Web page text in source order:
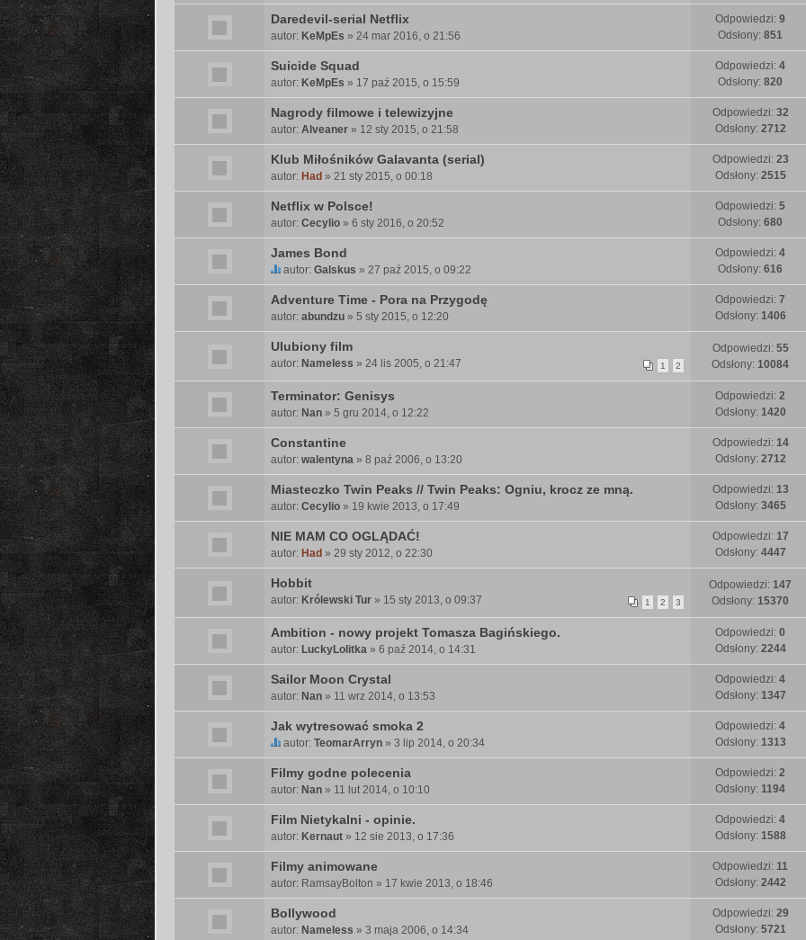
Daredevil-serial Netflix
autor: KeMpEs » 24 mar 2016, o 21:56
Odpowiedzi: 9
Odsłony: 851
Suicide Squad
autor: KeMpEs » 17 paź 2015, o 15:59
Odpowiedzi: 4
Odsłony: 820
Nagrody filmowe i telewizyjne
autor: Alveaner » 12 sty 2015, o 21:58
Odpowiedzi: 32
Odsłony: 2712
Klub Miłośników Galavanta (serial)
autor: Had » 21 sty 2015, o 00:18
Odpowiedzi: 23
Odsłony: 2515
Netflix w Polsce!
autor: Cecylio » 6 sty 2016, o 20:52
Odpowiedzi: 5
Odsłony: 680
James Bond
T
e
n
t
e
m
a
t
z
a
w
i
e
r
a
a
n
k
e
t
ę
.
autor: Galskus » 27 paź 2015, o 09:22
Odpowiedzi: 4
Odsłony: 616
Adventure Time - Pora na Przygodę
autor: abundzu » 5 sty 2015, o 12:20
Odpowiedzi: 7
Odsłony: 1406
Ulubiony film
1 2
autor: Nameless » 24 lis 2005, o 21:47
Odpowiedzi: 55
Odsłony: 10084
Terminator: Genisys
autor: Nan » 5 gru 2014, o 12:22
Odpowiedzi: 2
Odsłony: 1420
Constantine
autor: walentyna » 8 paź 2006, o 13:20
Odpowiedzi: 14
Odsłony: 2712
Miasteczko Twin Peaks // Twin Peaks: Ogniu, krocz ze mną.
autor: Cecylio » 19 kwie 2013, o 17:49
Odpowiedzi: 13
Odsłony: 3465
NIE MAM CO OGLĄDAĆ!
autor: Had » 29 sty 2012, o 22:30
Odpowiedzi: 17
Odsłony: 4447
Hobbit
1 2 3
autor: Królewski Tur » 15 sty 2013, o 09:37
Odpowiedzi: 147
Odsłony: 15370
Ambition - nowy projekt Tomasza Bagińskiego.
autor: LuckyLolitka » 6 paź 2014, o 14:31
Odpowiedzi: 0
Odsłony: 2244
Sailor Moon Crystal
autor: Nan » 11 wrz 2014, o 13:53
Odpowiedzi: 4
Odsłony: 1347
Jak wytresować smoka 2
T
e
n
t
e
m
a
t
z
a
w
i
autor: TeomarArryn » 3 lip 2014, o 20:34
Odpowiedzi: 4
Odsłony: 1313
Filmy godne polecenia
autor: Nan » 11 lut 2014, o 10:10
Odpowiedzi: 2
Odsłony: 1194
Film Nietykalni - opinie.
autor: Kernaut » 12 sie 2013, o 17:36
Odpowiedzi: 4
Odsłony: 1588
Filmy animowane
autor: RamsayBolton » 17 kwie 2013, o 18:46
Odpowiedzi: 11
Odsłony: 2442
Bollywood
autor: Nameless » 3 maja 2006, o 14:34
Odpowiedzi: 29
Odsłony: 5721